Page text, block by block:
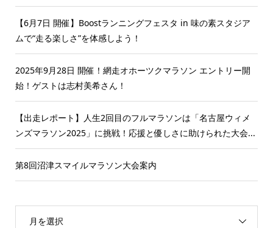
【6月7日 開催】Boostランニングフェスタ in 味の素スタジア
ムで“走る楽しさ”を体感しよう！
2025年9月28日 開催！網走オホーツクマラソン エントリー開
始！ゲストは志村美希さん！
【出走レポート】人生2回目のフルマラソンは「名古屋ウィメ
ンズマラソン2025」に挑戦！応援と優しさに助けられた大会...
第8回沼津スマイルマラソン大会案内
月を選択